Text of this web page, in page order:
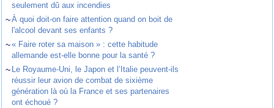
seulement dû aux incendies
~À quoi doit-on faire attention quand on boit de
l'alcool devant ses enfants ?
~« Faire roter sa maison » : cette habitude
allemande est-elle bonne pour la santé ?
~ Le Royaume-Uni, le Japon et l’Italie peuvent-ils
réussir leur avion de combat de sixième
génération là où la France et ses partenaires
ont échoué ?